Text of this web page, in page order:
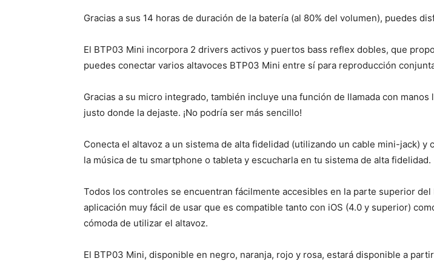
Gracias a sus 14 horas de duración de la batería (al 80% del volumen), puedes
El BTP03 Mini incorpora 2 drivers activos y puertos bass reflex dobles, que
puedes conectar varios altavoces BTP03 Mini entre sí para reproducción
Gracias a su micro integrado, también incluye una función de llamada con
justo donde la dejaste. ¡No podría ser más sencillo!
Conecta el altavoz a un sistema de alta fidelidad (utilizando un cable mini-jack)
la música de tu smartphone o tableta y escucharla en tu sistema de alta fidelidad.
Todos los controles se encuentran fácilmente accesibles en la parte superior
aplicación muy fácil de usar que es compatible tanto con iOS (4.0 y superior)
cómoda de utilizar el altavoz.
El BTP03 Mini, disponible en negro, naranja, rojo y rosa, estará disponible a